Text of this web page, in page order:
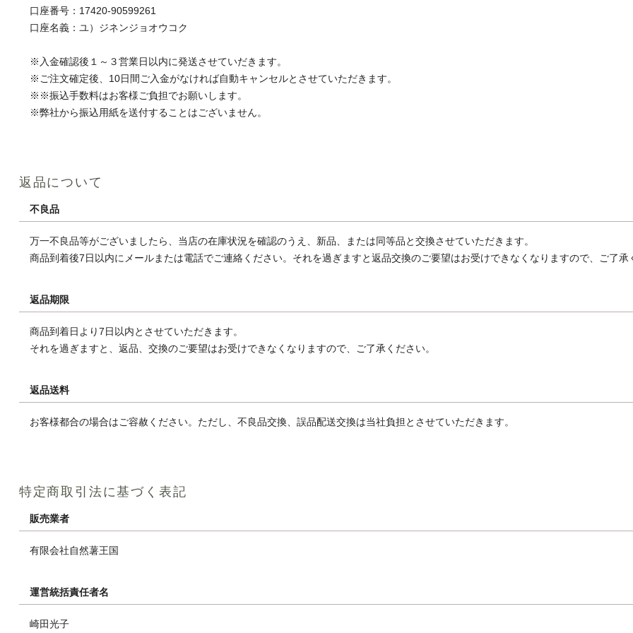
口座番号：17420-90599261
口座名義：ユ）ジネンジョオウコク
※入金確認後１～３営業日以内に発送させていだきます。
※ご注文確定後、10日間ご入金がなければ自動キャンセルとさせていただきます。
※※振込手数料はお客様ご負担でお願いします。
※弊社から振込用紙を送付することはございません。
返品について
不良品
万一不良品等がございましたら、当店の在庫状況を確認のうえ、新品、または同等品と交換させていただきます。
商品到着後7日以内にメールまたは電話でご連絡ください。それを過ぎますと返品交換のご要望はお受けできなくなりますので、ご了承
返品期限
商品到着日より7日以内とさせていただきます。
それを過ぎますと、返品、交換のご要望はお受けできなくなりますので、ご了承ください。
返品送料
お客様都合の場合はご容赦ください。ただし、不良品交換、誤品配送交換は当社負担とさせていただきます。
特定商取引法に基づく表記
販売業者
有限会社自然薯王国
運営統括責任者名
崎田光子